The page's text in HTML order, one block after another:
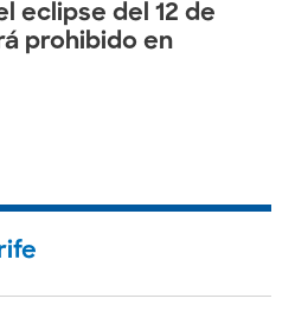
eclipse del 12 de
prohibido en